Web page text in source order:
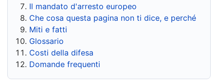
Il mandato d'arresto europeo
Che cosa questa pagina non ti dice, e perché
Miti e fatti
Glossario
Costi della difesa
Domande frequenti